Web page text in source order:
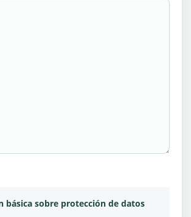
básica sobre protección de datos